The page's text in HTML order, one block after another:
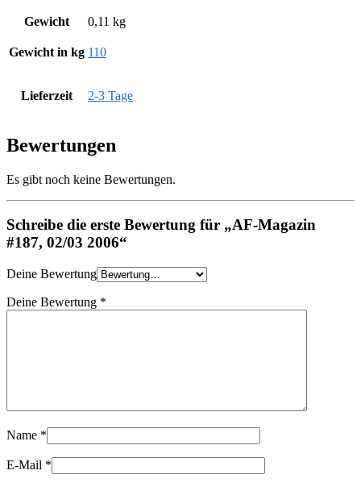
Gewicht 0,11 kg
Gewicht in kg 110
Lieferzeit 2-3 Tage
Bewertungen
Es gibt noch keine Bewertungen.
Schreibe die erste Bewertung für „AF-Magazin
#187, 02/03 2006“
Deine Bewertung
Deine Bewertung *
Name *
E-Mail *